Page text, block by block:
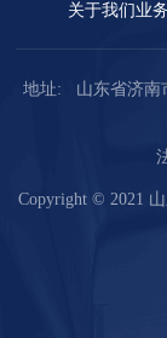
关于我们 业
地址:
山东省济南
Copyright © 2021